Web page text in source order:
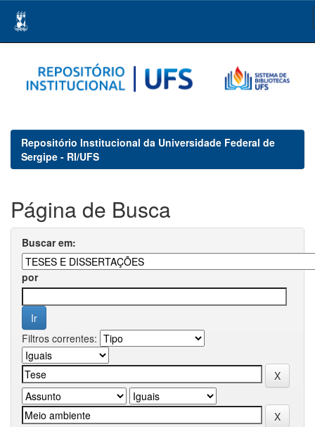
navigation
Repositório Institucional da Universidade Federal de
Sergipe - RI/UFS
Página de Busca
Buscar em:
por
Filtros correntes: